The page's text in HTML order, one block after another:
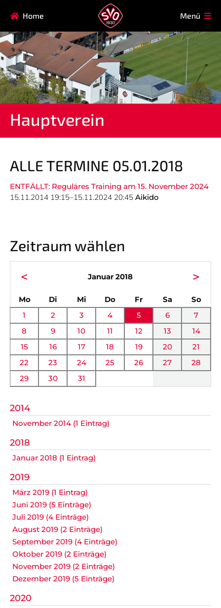
Home Menü
Hauptverein
ALLE TERMINE 05.01.2018
ENTFÄLLT: Reguläres Training am 15. November 2024
15.11.2014 19:15–15.11.2024 20:45 Aikido
Zeitraum wählen
< Januar 2018 >
Montag Dienstag
Mittwoch
Donnerstag
Freitag SamstagSo
1
2 3 4 5 6
7
8
9 10 11 12 13
14
15
16 17 18 19 20
21
22
23 24 25 26 27
28
29
30 31
2014
November 2014 (1 Eintrag)
2018
Januar 2018 (1 Eintrag)
2019
März 2019 (1 Eintrag)
Juni 2019 (5 Einträge)
Juli 2019 (4 Einträge)
August 2019 (2 Einträge)
September 2019 (4 Einträge)
Oktober 2019 (2 Einträge)
November 2019 (2 Einträge)
Dezember 2019 (5 Einträge)
2020
Navigation
überspringen
HAUPTVEREIN
MITGLIEDSCHAFT
FAQ
Navigation
überspringen
AIKIDO
EISSTOCK
FITNESSKURSE
FUSSBALL
GARDE
GESUNDHEITSSPORT
KINDERTURNEN
KYUDO
REHASPORT
TAEKWONDO
TENNIS
Navigation
überspringen
SVO
Mitgliedschaft
Ehrenmitglieder
Gesundheitssport
Verwaltung Intern
INFO
Alle Termine
Anfahrt
Chronik
Fanshop
VEREIN
Vereinssatzung
Schutzkonzept
Impressum
Datenschutz
KOOPERATIONEN
Nicht das Richtige gefunden?
Bitte nehmen Sie Kontakt mit uns auf. Wir helfen
gerne weiter.
post@svo.germaringen.de
Navigation
überspringen
Anfahrt Impressum